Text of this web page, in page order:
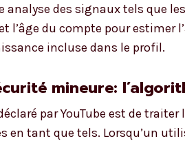
analyse des signaux tels que
l’âge du compte pour estimer
incluse dans le profil.
mineure:
par YouTube est de
en tant que tels. Lorsqu’un